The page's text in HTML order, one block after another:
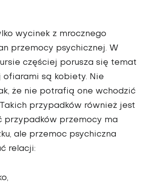
wycinek z mrocznego
przemocy psychicznej. W
częściej porusza się temat
ofiarami są kobiety. Nie
że nie potrafią one wchodzić
przypadków również jest
przypadków przemocy ma
ale przemoc psychiczna
relacji: